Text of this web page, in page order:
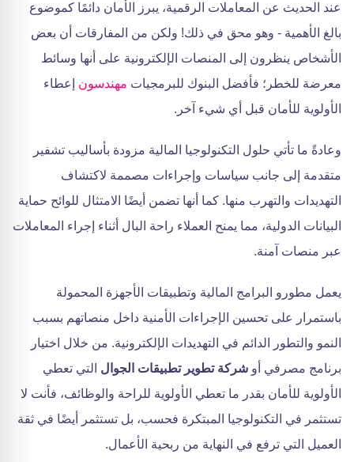
عند الحديث عن المعاملات الرقمية، يبرز الأمان دائمًا كموضوع
بالغ الأهمية - وهو محق في ذلك! ولكن من المفارقات أن بعض
الأشخاص ينظرون إلى المنصات الإلكترونية على أنها وسائط
معرضة للخطر؛ فأفضل البنوك للبرمجيات مهندسون إعطاء
الأولوية للأمان قبل أي شيء آخر.
وعادةً ما تأتي حلول التكنولوجيا المالية مزودة بأساليب تشفير
متقدمة إلى جانب سياسات وإجراءات مصممة لاكتشاف
التهديدات والتهرب منها. كما أنها تضمن أيضًا الامتثال للوائح حماية
البيانات الدولية، مما يمنح العملاء راحة البال أثناء إجراء المعاملات
عبر منصات آمنة.
يعمل مطورو البرامج المالية وتطبيقات الأجهزة المحمولة
باستمرار على تحسين الإجراءات الأمنية داخل منصاتهم بسبب
النمو والتطور الدائم في التهديدات الإلكترونية. من خلال اختيار
برنامج مصرفي أو شركة تطوير تطبيقات الجوال التي تعطي
الأولوية للأمان بقدر ما تعطي الأولوية للراحة والوظائف، فأنت لا
تستثمر في التكنولوجيا المبتكرة فحسب، بل تستثمر أيضًا في ثقة
العميل التي ترفع في النهاية من ربحية الأعمال.